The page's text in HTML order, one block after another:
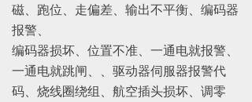
磁、跑位、走偏差、输出不平衡、编码器
报警、
编码器损坏、位置不准、一通电就报警、
一通电就跳闸、、驱动器伺服器报警代
码、烧线圈绕组、航空插头损坏、调零